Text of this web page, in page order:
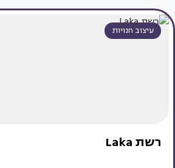
עיצוב חנויות
רשת Laka